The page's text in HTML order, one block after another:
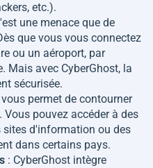
etc.).
une menace que de
que vous vous connectez
ou un aéroport, par
Mais avec CyberGhost, la
sécurisée.
vous permet de contourner
pouvez accéder à des
sites d'information ou des
dans certains pays.
: CyberGhost intègre